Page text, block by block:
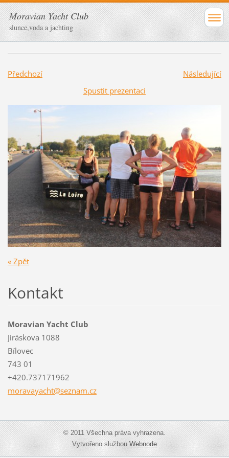
Moravian Yacht Club
slunce,voda a jachting
Předchozí
Následující
Spustit prezentaci
« Zpět
Kontakt
Moravian Yacht Club
Jiráskova 1088
Bílovec
743 01
+420.737171962
moravayacht@seznam.cz
© 2011 Všechna práva vyhrazena.
Vytvořeno službouWebnode